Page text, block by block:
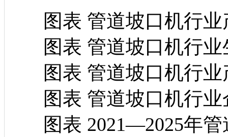
图表 管道坡口机行业
图表 管道坡口机行业
图表 管道坡口机行业
图表 管道坡口机行业
图表 2021—2025年管